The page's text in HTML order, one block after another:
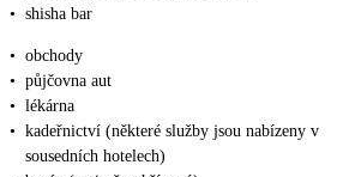
• shisha bar
• obchody
• půjčovna aut
• lékárna
• kadeřnictví (některé služby jsou nabízeny v
sousedních hotelech)